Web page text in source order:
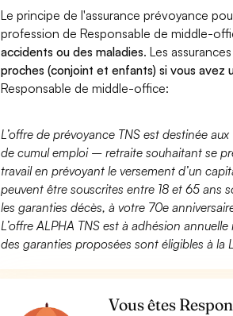
Le principe de l'assurance prévoyance
profession de Responsable de middle-
accidents ou des maladies. Les
proches (conjoint et enfants) si vous avez
Responsable de middle-office:
L’offre de prévoyance TNS est destinée
de cumul emploi – retraite souhaitant se
travail en prévoyant le versement d’un
peuvent être souscrites entre 18 et 65 ans
les garanties décès, à votre 70e
L’offre ALPHA TNS est à adhésion
des garanties proposées sont éligibles à la
Vous êtes